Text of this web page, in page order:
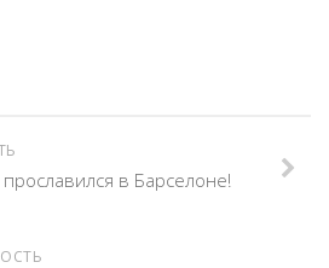
в Барселоне!